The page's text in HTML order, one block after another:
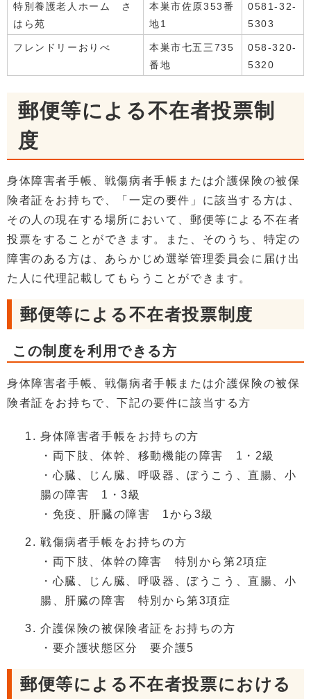
特別養護老人ホーム さ
はら苑
本巣市佐原353番
地1
0581-32-
5303
フレンドリーおりべ
本巣市七五三735
番地
058-320-
5320
郵便等による不在者投票制
度
身体障害者手帳、戦傷病者手帳または介護保険の被保
険者証をお持ちで、「一定の要件」に該当する方は、
その人の現在する場所において、郵便等による不在者
投票をすることができます。また、そのうち、特定の
障害のある方は、あらかじめ選挙管理委員会に届け出
た人に代理記載してもらうことができます。
郵便等による不在者投票制度
この制度を利用できる方
身体障害者手帳、戦傷病者手帳または介護保険の被保
険者証をお持ちで、下記の要件に該当する方
身体障害者手帳をお持ちの方
・両下肢、体幹、移動機能の障害 1・2級
・心臓、じん臓、呼吸器、ぼうこう、直腸、小
腸の障害 1・3級
・免疫、肝臓の障害 1から3級
戦傷病者手帳をお持ちの方
・両下肢、体幹の障害 特別から第2項症
・心臓、じん臓、呼吸器、ぼうこう、直腸、小
腸、肝臓の障害 特別から第3項症
介護保険の被保険者証をお持ちの方
・要介護状態区分 要介護5
郵便等による不在者投票における